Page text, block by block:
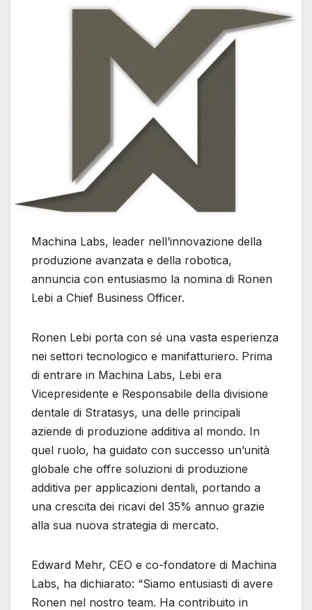
Machina Labs, leader nell’innovazione della
produzione avanzata e della robotica,
annuncia con entusiasmo la nomina di Ronen
Lebi a Chief Business Officer.
Ronen Lebi porta con sé una vasta esperienza
nei settori tecnologico e manifatturiero. Prima
di entrare in Machina Labs, Lebi era
Vicepresidente e Responsabile della divisione
dentale di Stratasys, una delle principali
aziende di produzione additiva al mondo. In
quel ruolo, ha guidato con successo un’unità
globale che offre soluzioni di produzione
additiva per applicazioni dentali, portando a
una crescita dei ricavi del 35% annuo grazie
alla sua nuova strategia di mercato.
Edward Mehr, CEO e co-fondatore di Machina
Labs, ha dichiarato: “Siamo entusiasti di avere
Ronen nel nostro team. Ha contribuito in